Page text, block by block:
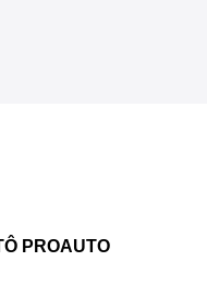
PROAUTO